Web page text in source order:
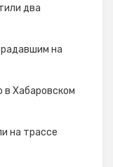
два
на
в Хабаровском
на трассе